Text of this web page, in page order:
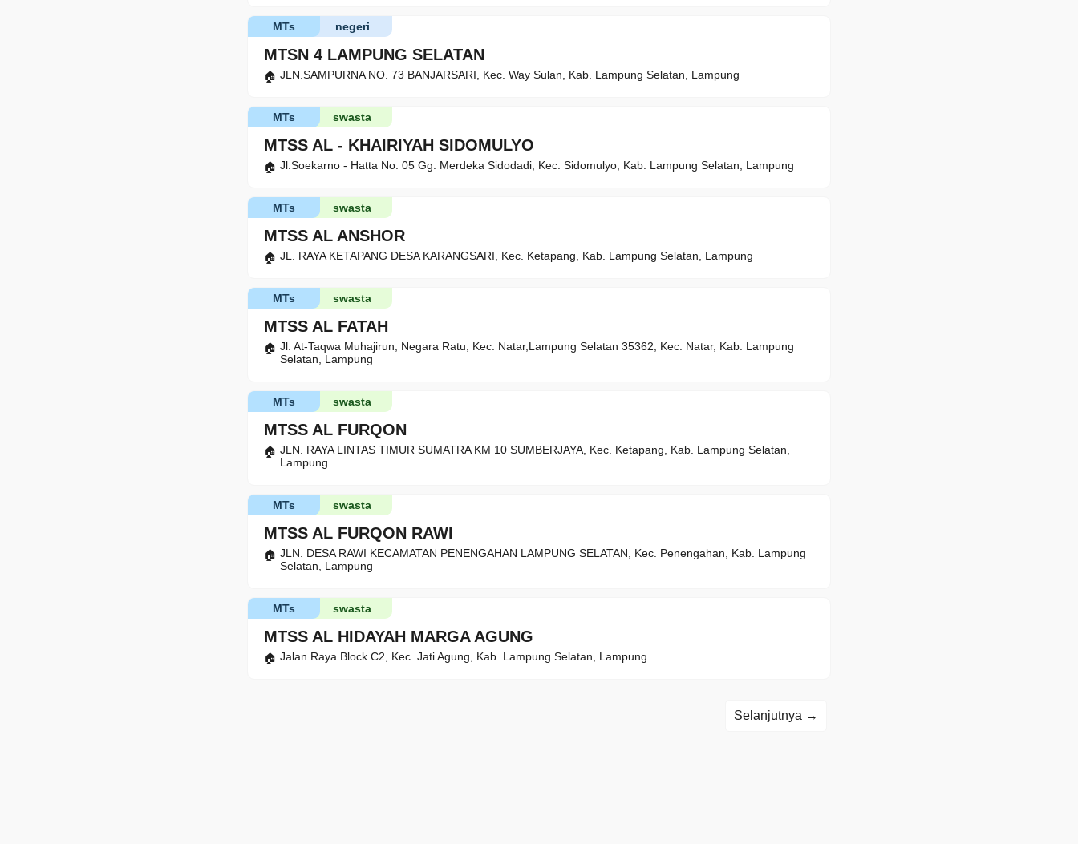
MTSN 4 LAMPUNG SELATAN
negeri
MTs
JLN.SAMPURNA NO. 73 BANJARSARI, Kec. Way Sulan, Kab. Lampung Selatan, Lampung
MTSS AL - KHAIRIYAH SIDOMULYO
swasta
MTs
Jl.Soekarno - Hatta No. 05 Gg. Merdeka Sidodadi, Kec. Sidomulyo, Kab. Lampung Selatan, Lampung
MTSS AL ANSHOR
swasta
MTs
JL. RAYA KETAPANG DESA KARANGSARI, Kec. Ketapang, Kab. Lampung Selatan, Lampung
MTSS AL FATAH
swasta
MTs
Jl. At-Taqwa Muhajirun, Negara Ratu, Kec. Natar,Lampung Selatan 35362, Kec. Natar, Kab. Lampung
Selatan, Lampung
MTSS AL FURQON
swasta
MTs
JLN. RAYA LINTAS TIMUR SUMATRA KM 10 SUMBERJAYA, Kec. Ketapang, Kab. Lampung Selatan,
Lampung
MTSS AL FURQON RAWI
swasta
MTs
JLN. DESA RAWI KECAMATAN PENENGAHAN LAMPUNG SELATAN, Kec. Penengahan, Kab. Lampung
Selatan, Lampung
MTSS AL HIDAYAH MARGA AGUNG
swasta
MTs
Jalan Raya Block C2, Kec. Jati Agung, Kab. Lampung Selatan, Lampung
Selanjutnya →